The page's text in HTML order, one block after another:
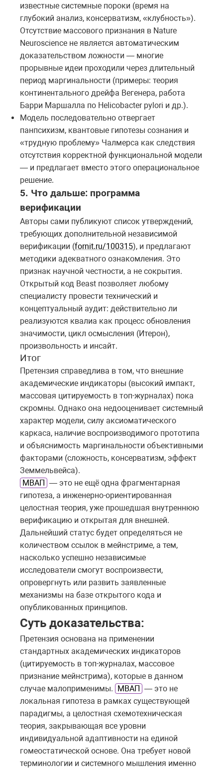
известные системные пороки (время на
глубокий анализ, консерватизм, «клубность»).
Отсутствие массового признания в Nature
Neuroscience не является автоматическим
доказательством ложности — многие
прорывные идеи проходили через длительный
период маргинальности (примеры: теория
континентального дрейфа Вегенера, работа
Барри Маршалла по Helicobacter pylori и др.).
Модель последовательно отвергает
панпсихизм, квантовые гипотезы сознания и
«трудную проблему» Чалмерса как следствия
отсутствия корректной функциональной модели
— и предлагает вместо этого операциональное
решение.
5. Что дальше: программа
верификации
Авторы сами публикуют список утверждений,
требующих дополнительной независимой
верификации (fornit.ru/100315), и предлагают
методики адекватного ознакомления. Это
признак научной честности, а не сокрытия.
Открытый код Beast позволяет любому
специалисту провести технический и
концептуальный аудит: действительно ли
реализуются квалиа как процесс обновления
значимости, цикл осмысления (Итерон),
произвольность и инсайт.
Итог
Претензия справедлива в том, что внешние
академические индикаторы (высокий импакт,
массовая цитируемость в топ-журналах) пока
скромны. Однако она недооценивает системный
характер модели, силу аксиоматического
каркаса, наличие воспроизводимого прототипа
и объяснимость маргинальности объективными
факторами (сложность, консерватизм, эффект
Земмельвейса).
МВАП — это не ещё одна фрагментарная
гипотеза, а инженерно-ориентированная
целостная теория, уже прошедшая внутреннюю
верификацию и открытая для внешней.
Дальнейший статус будет определяться не
количеством ссылок в мейнстриме, а тем,
насколько успешно независимые
исследователи смогут воспроизвести,
опровергнуть или развить заявленные
механизмы на базе открытого кода и
опубликованных принципов.
Суть доказательства:
Претензия основана на применении
стандартных академических индикаторов
(цитируемость в топ-журналах, массовое
признание мейнстрима), которые в данном
случае малоприменимы.
МВАП — это не
локальная гипотеза в рамках существующей
парадигмы, а целостная схемотехническая
теория, закрывающая все уровни
индивидуальной адаптивности на единой
гомеостатической основе. Она требует новой
терминологии и системного мышления именно